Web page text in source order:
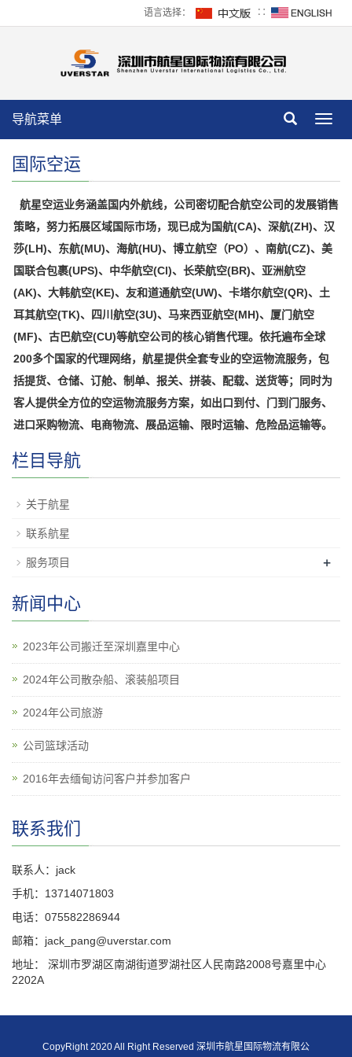
语言选择： ∷
导航菜单
国际空运
航星空运业务涵盖国内外航线，公司密切配合航空公司的发展销售
策略，努力拓展区域国际市场，现已成为国航(CA)、深航(ZH)、汉
莎(LH)、东航(MU)、海航(HU)、博立航空（PO）、南航(CZ)、美
国联合包裹(UPS)、中华航空(Cl)、长荣航空(BR)、亚洲航空
(AK)、大韩航空(KE)、友和道通航空(UW)、卡塔尔航空(QR)、土
耳其航空(TK)、四川航空(3U)、马来西亚航空(MH)、厦门航空
(MF)、古巴航空(CU)等航空公司的核心销售代理。依托遍布全球
200多个国家的代理网络，航星提供全套专业的空运物流服务，包
括提货、仓储、订舱、制单、报关、拼装、配载、送货等；同时为
客人提供全方位的空运物流服务方案，如出口到付、门到门服务、
进口采购物流、电商物流、展品运输、限时运输、危险品运输等。
栏目导航
关于航星
联系航星
服务项目 +
新闻中心
2023年公司搬迁至深圳嘉里中心
2024年公司散杂船、滚装船项目
2024年公司旅游
公司篮球活动
2016年去缅甸访问客户并参加客户
联系我们
联系人：jack
手机：13714071803
电话：075582286944
邮箱：jack_pang@uverstar.com
地址： 深圳市罗湖区南湖街道罗湖社区人民南路2008号嘉里中心
2202A
CopyRight 2020 All Right Reserved 深圳市航星国际物流有限公